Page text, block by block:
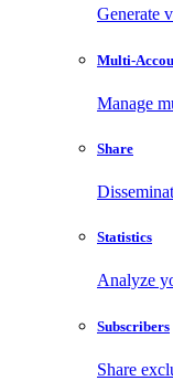
Generate
Multi-
Manage
Share
Statistics
Analyze
Subscribers
Share